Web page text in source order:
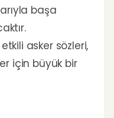
başa
asker sözleri,
için büyük bir